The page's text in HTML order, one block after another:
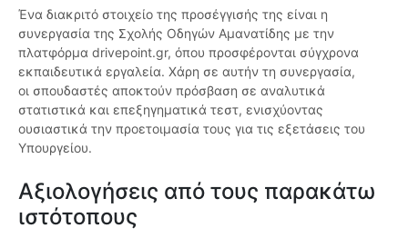
Ένα διακριτό στοιχείο της προσέγγισής της είναι η
συνεργασία της Σχολής Οδηγών Αμανατίδης με την
πλατφόρμα drivepoint.gr, όπου προσφέρονται σύγχρονα
εκπαιδευτικά εργαλεία. Χάρη σε αυτήν τη συνεργασία,
οι σπουδαστές αποκτούν πρόσβαση σε αναλυτικά
στατιστικά και επεξηγηματικά τεστ, ενισχύοντας
ουσιαστικά την προετοιμασία τους για τις εξετάσεις του
Υπουργείου.
Αξιολογήσεις από τους παρακάτω
ιστότοπους